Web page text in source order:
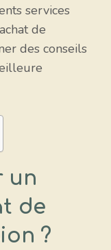
services
de
des conseils
un
de
?